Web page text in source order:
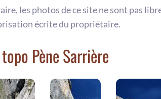
les photos de ce site ne sont pas
écrite du propriétaire.
Pène Sarrière